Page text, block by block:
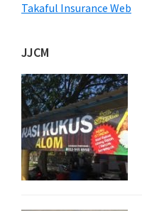
Takaful Insurance Web
JJCM